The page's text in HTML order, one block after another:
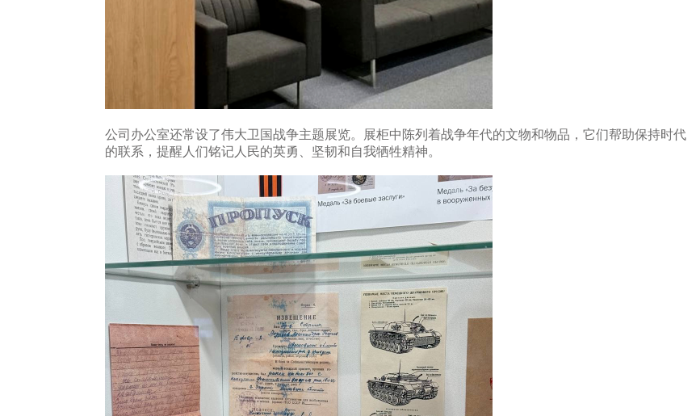
公司办公室还常设了伟大卫国战争主题展览。展柜中陈列着战争年代的文物和物品，它们帮助保持时代
的联系，提醒人们铭记人民的英勇、坚韧和自我牺牲精神。